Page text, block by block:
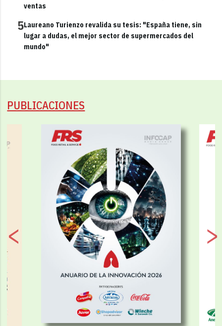
ventas
5Laureano Turienzo revalida su tesis: "España tiene, sin
lugar a dudas, el mejor sector de supermercados del
mundo"
PUBLICACIONES